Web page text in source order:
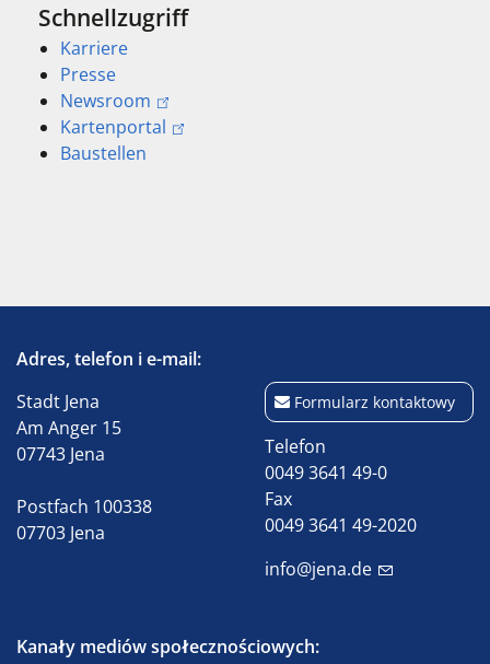
Schnellzugriff
Karriere
Presse
Newsroom
Kartenportal
Baustellen
Adres, telefon i e-mail:
Stadt Jena
Am Anger 15
07743 Jena
Postfach 100338
07703 Jena
Formularz kontaktowy
Telefon
0049 3641 49-0
Fax
0049 3641 49-2020
info@jena.de
Kanały mediów społecznościowych: